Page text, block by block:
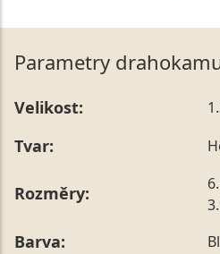
Parametry
Velikost:
Tvar:
Rozměry:
Barva: